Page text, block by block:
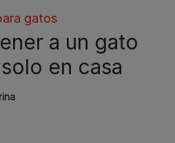
gatos
a un gato
en casa